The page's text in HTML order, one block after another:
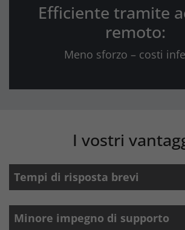
Efficiente tramite
remoto:
Meno sforzo – costi
I vostri
Tempi di risposta brevi
Minore impegno di supporto